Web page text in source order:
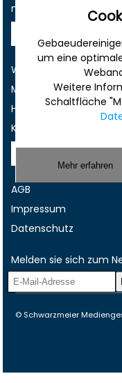
mehr!
Werbung
Musterverträge und
Hilfe
Kontakt
AGB
Impressum
Datenschutz
Melden sie sich zum
© Schwarzmeier
um eine
Weitere
Schaltfläche
Mehr erfahren